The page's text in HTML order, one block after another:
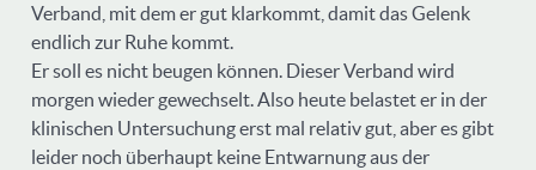
Verband, mit dem er gut klarkommt, damit das Gelenk
endlich zur Ruhe kommt.
Er soll es nicht beugen können. Dieser Verband wird
morgen wieder gewechselt. Also heute belastet er in der
klinischen Untersuchung erst mal relativ gut, aber es gibt
leider noch überhaupt keine Entwarnung aus der